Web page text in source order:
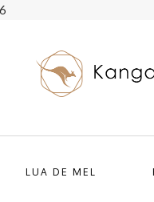
LUA DE MEL